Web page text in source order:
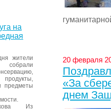
на
жители
собрали
предметы
Из
20 февраля
«За
днем